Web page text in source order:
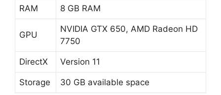
RAM 8 GB RAM
GPU
NVIDIA GTX 650, AMD Radeon HD
7750
DirectX Version 11
Storage 30 GB available space